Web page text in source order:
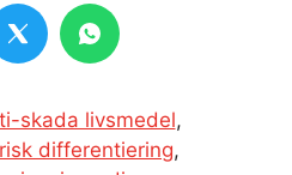
skada livsmedel,
differentiering,